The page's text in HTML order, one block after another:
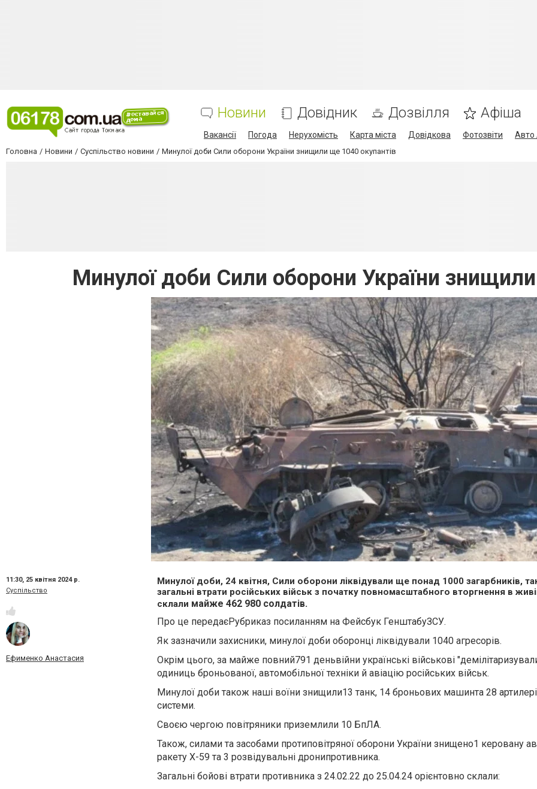
Новини Довідник Дозвілля Афіша
Вакансії Погода Нерухомість Карта міста Довідкова Фотозвіти Авто
Головна Новини Суспільство новини Минулої доби Сили оборони України знищили ще 1040 окупантів
Минулої доби Сили оборони України
11:30, 25 квітня 2024 р.
Суспільство
Ефименко Анастасия
Минулої доби, 24 квітня, Сили оборони ліквідували ще понад 1000 загарбників,
загальні втрати російських військ з початку повномасштабного вторгнення в
склали майже 462 980 солдатів.
Про це передаєРубриказ посиланням на Фейсбук ГенштабуЗСУ.
Як зазначили захисники, минулої доби оборонці ліквідували 1040 агресорів.
Окрім цього, за майже повний791 деньвійни українські військові
одиниць броньованої, автомобільної техніки й авіацію російських військ.
Минулої доби також наші воїни знищили13 танк, 14 броньових машинта 28
системи.
Своєю чергою повітряники приземлили 10 БпЛА.
Також, силами та засобами протиповітряної оборони України знищено1 керовану
ракету Х-59 та 3 розвідувальні дронипротивника.
Загальні бойові втрати противника з 24.02.22 до 25.04.24 орієнтовно склали: